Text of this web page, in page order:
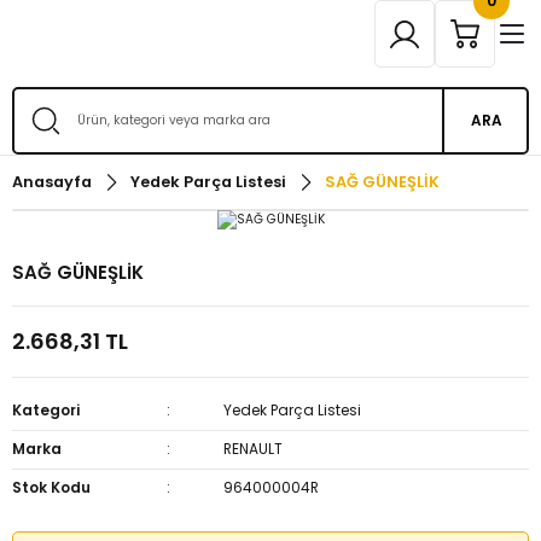
ARA
Anasayfa Yedek Parça Listesi SAĞ GÜNEŞLİK
SAĞ GÜNEŞLİK
2.668,31 TL
Kategori
Yedek Parça Listesi
Marka
RENAULT
Stok Kodu
964000004R